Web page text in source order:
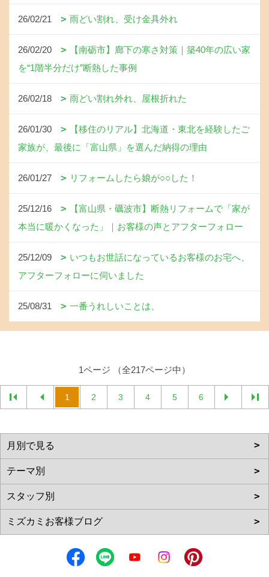
26/02/21 雨どい割れ、受け金具外れ
26/02/20
【南砺市】廊下の寒さ対策｜築40年の広い家
を“1階半分だけ”断熱した事例
26/02/18 雨どい割れ外れ、屋根折れた
26/01/30
【移住のリアル】北海道・東北を経験したご
家族が、最後に「富山県」を選んだ納得の理由
26/01/27 リフォームしたら娘が○○した！
25/12/16
【富山県・礪波市】断熱リフォームで「家が
本当に暖かくなった」｜お客様の声とアフターフォロー
25/12/09
いつもお世話になっているお客様のお宅へ、
アフターフォローに伺いました
25/08/31 一番うれしいことは、
1ページ （全217ページ中）
1 2 3 4 5 6